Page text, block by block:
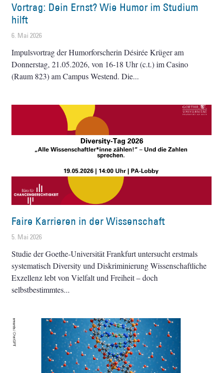
Vortrag: Dein Ernst? Wie Humor im Studium
hilft
6. Mai 2026
Impulsvortrag der Humorforscherin Désirée Krüger am
Donnerstag, 21.05.2026, von 16-18 Uhr (c.t.) im Casino
(Raum 823) am Campus Westend. Die
Faire Karrieren in der Wissenschaft
5. Mai 2026
Studie der Goethe-Universität Frankfurt untersucht erstmals
systematisch Diversity und Diskriminierung Wissenschaftliche
Exzellenz lebt von Vielfalt und Freiheit – doch
selbstbestimmtes